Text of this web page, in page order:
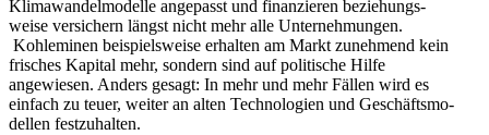
Klima­wan­del­mo­delle angepasst und finan­zieren bezie­hungs­
weise versi­chern längst nicht mehr alle Unter­neh­mungen.
Kohle­minen beispiels­weise erhalten am Markt zunehmend kein
frisches Kapital mehr, sondern sind auf politische Hilfe
angewiesen. Anders gesagt: In mehr und mehr Fällen wird es
einfach zu teuer, weiter an alten Techno­logien und Geschäfts­mo­
dellen festzuhalten.